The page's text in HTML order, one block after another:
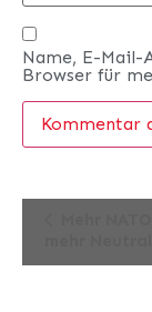
Name, E-Mail-
Browser für